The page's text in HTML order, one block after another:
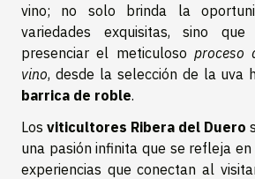
vino; no solo brinda la
variedades exquisitas, sino
presenciar el meticuloso proceso
vino, desde la selección de la uva
barrica de roble.
Los viticultores Ribera del Duero
una pasión infinita que se refleja en
experiencias que conectan al